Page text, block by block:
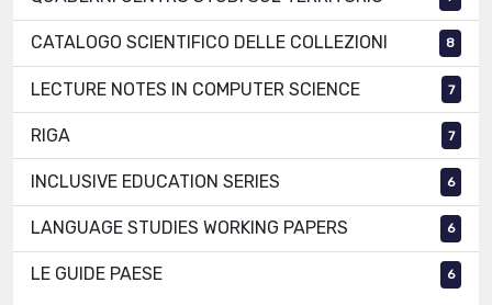
CATALOGO SCIENTIFICO DELLE COLLEZIONI 8
LECTURE NOTES IN COMPUTER SCIENCE 7
RIGA 7
INCLUSIVE EDUCATION SERIES 6
LANGUAGE STUDIES WORKING PAPERS 6
LE GUIDE PAESE 6